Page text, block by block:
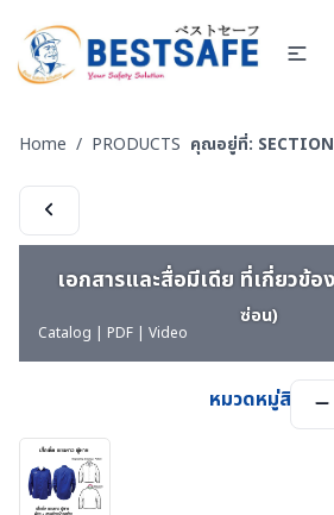
Home / PRODUCTS คุณอยู่ที่: SECTION 22 UNIFORM
เอกสารและสื่อมีเดีย ที่เกี่ยวข้อง
ซ่อน)
Catalog | PDF | Video
หมวดหมู่สินค้า